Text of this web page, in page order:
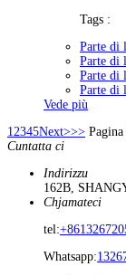
Tags :
Parte di
Parte di
Parte di
Parte di
Vede più
12345Next>>>
Cuntatta ci
Indirizzu
162B,
Chjamateci
tel:
Whatsapp: